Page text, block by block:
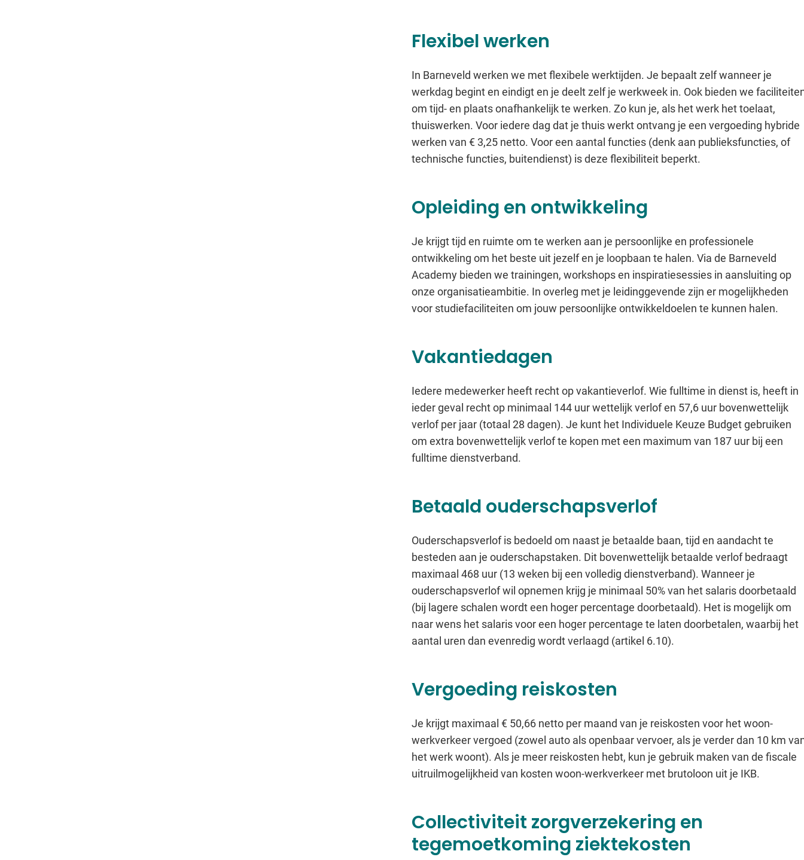
Flexibel werken
In Barneveld werken we met flexibele werktijden. Je bepaalt zelf wanneer je
werkdag begint en eindigt en je deelt zelf je werkweek in. Ook bieden we
om tijd- en plaats onafhankelijk te werken. Zo kun je, als het werk het toelaat,
thuiswerken. Voor iedere dag dat je thuis werkt ontvang je een vergoeding hybride
werken van € 3,25 netto. Voor een aantal functies (denk aan publieksfuncties, of
technische functies, buitendienst) is deze flexibiliteit beperkt.
Opleiding en ontwikkeling
Je krijgt tijd en ruimte om te werken aan je persoonlijke en professionele
ontwikkeling om het beste uit jezelf en je loopbaan te halen. Via de Barneveld
Academy bieden we trainingen, workshops en inspiratiesessies in aansluiting op
onze organisatieambitie. In overleg met je leidinggevende zijn er mogelijkheden
voor studiefaciliteiten om jouw persoonlijke ontwikkeldoelen te kunnen halen.
Vakantiedagen
Iedere medewerker heeft recht op vakantieverlof. Wie fulltime in dienst is, heeft in
ieder geval recht op minimaal 144 uur wettelijk verlof en 57,6 uur bovenwettelijk
verlof per jaar (totaal 28 dagen). Je kunt het Individuele Keuze Budget gebruiken
om extra bovenwettelijk verlof te kopen met een maximum van 187 uur bij een
fulltime dienstverband.
Betaald ouderschapsverlof
Ouderschapsverlof is bedoeld om naast je betaalde baan, tijd en aandacht te
besteden aan je ouderschapstaken. Dit bovenwettelijk betaalde verlof bedraagt
maximaal 468 uur (13 weken bij een volledig dienstverband). Wanneer je
ouderschapsverlof wil opnemen krijg je minimaal 50% van het salaris doorbetaald
(bij lagere schalen wordt een hoger percentage doorbetaald). Het is mogelijk om
naar wens het salaris voor een hoger percentage te laten doorbetalen, waarbij het
aantal uren dan evenredig wordt verlaagd (artikel 6.10).
Vergoeding reiskosten
Je krijgt maximaal € 50,66 netto per maand van je reiskosten voor het woon-
werkverkeer vergoed (zowel auto als openbaar vervoer, als je verder dan 10 km
het werk woont). Als je meer reiskosten hebt, kun je gebruik maken van de fiscale
uitruilmogelijkheid van kosten woon-werkverkeer met brutoloon uit je IKB.
Collectiviteit zorgverzekering en
tegemoetkoming ziektekosten